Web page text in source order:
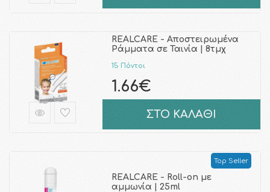
REALCARE - Αποστειρωμένα
Ράμματα σε Ταινία | 8τμχ
15 Πόντοι
1.66€
ΣΤΟ ΚΑΛΑΘΙ
Top Seller
REALCARE - Roll-on με
αμμωνία | 25ml